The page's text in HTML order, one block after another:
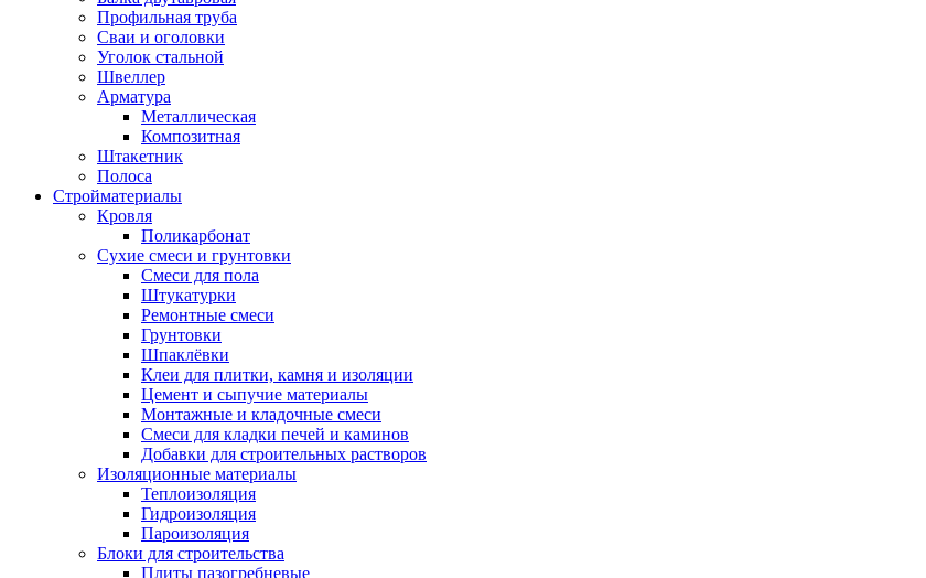
Профильная труба
Сваи и оголовки
Уголок стальной
Швеллер
Арматура
Металлическая
Композитная
Штакетник
Полоса
Стройматериалы
Кровля
Поликарбонат
Сухие смеси и грунтовки
Смеси для пола
Штукатурки
Ремонтные смеси
Грунтовки
Шпаклёвки
Клеи для плитки, камня и изоляции
Цемент и сыпучие материалы
Монтажные и кладочные смеси
Смеси для кладки печей и каминов
Добавки для строительных растворов
Изоляционные материалы
Теплоизоляция
Гидроизоляция
Пароизоляция
Блоки для строительства
Плиты пазогребневые